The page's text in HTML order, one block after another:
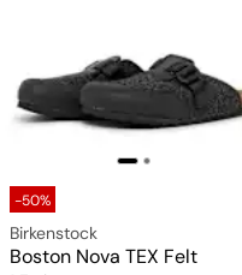
-50%
Birkenstock
Boston Nova TEX Felt